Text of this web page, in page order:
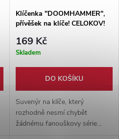
Klíčenka "DOOMHAMMER",
přívěšek na klíče! CELOKOV!
169 Kč
Skladem
DO KOŠÍKU
Suvenýr na klíče, který
rozhodně nesmí chybět
žádnému fanouškovy série